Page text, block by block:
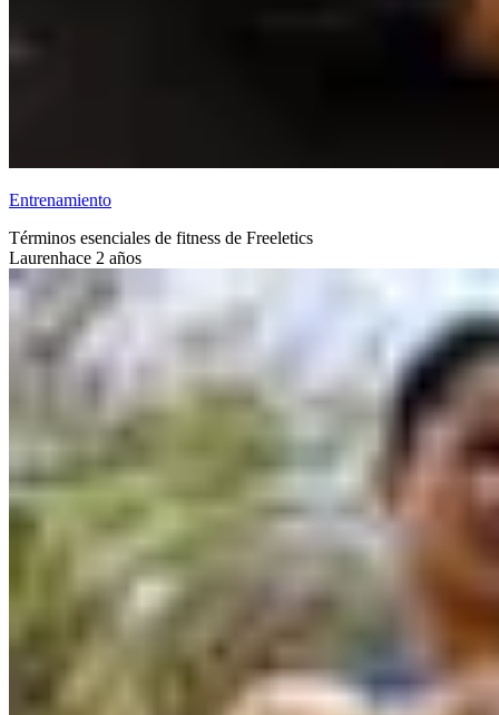
Entrenamiento
Términos esenciales de fitness de Freeletics
Laurenhace 2 años